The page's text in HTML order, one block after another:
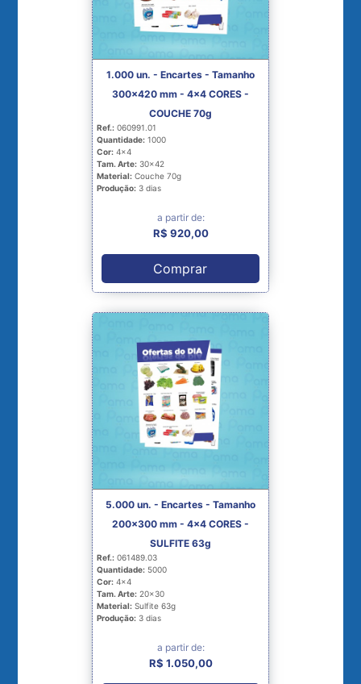
1.000 un. - Encartes - Tamanho
300x420 mm - 4x4 CORES -
COUCHE 70g
Ref.: 060991.01
Quantidade: 1000
Cor: 4x4
Tam. Arte: 30x42
Material: Couche 70g
Produção: 3 dias
a partir de:
R$ 920,00
Comprar
5.000 un. - Encartes - Tamanho
200x300 mm - 4x4 CORES -
SULFITE 63g
Ref.: 061489.03
Quantidade: 5000
Cor: 4x4
Tam. Arte: 20x30
Material: Sulfite 63g
Produção: 3 dias
a partir de:
R$ 1.050,00